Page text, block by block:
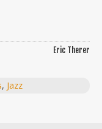
Eric Therer
, Jazz